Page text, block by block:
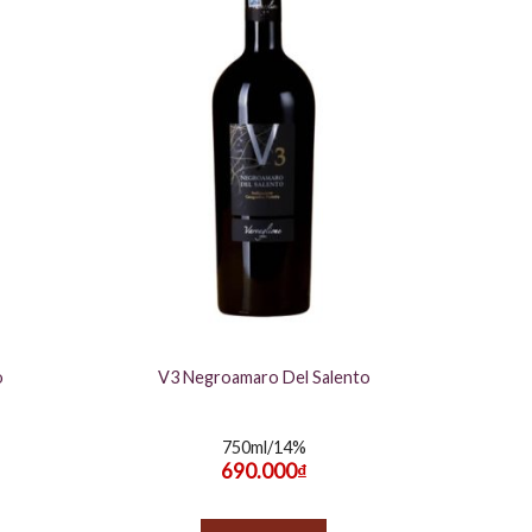
V3 Negroamaro Del Salento
750ml/14%
690.000₫